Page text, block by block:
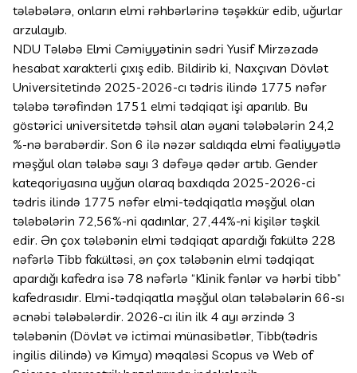
tələbələrə, onların elmi rəhbərlərinə təşəkkür edib, uğurlar
arzulayıb.
NDU Tələbə Elmi Cəmiyyətinin sədri Yusif Mirzəzadə
hesabat xarakterli çıxış edib. Bildirib ki, Naxçıvan Dövlət
Universitetində 2025-2026-cı tədris ilində 1775 nəfər
tələbə tərəfindən 1751 elmi tədqiqat işi aparılıb. Bu
göstərici universitetdə təhsil alan əyani tələbələrin 24,2
%-nə bərabərdir. Son 6 ilə nəzər saldıqda elmi fəaliyyətlə
məşğul olan tələbə sayı 3 dəfəyə qədər artıb. Gender
kateqoriyasına uyğun olaraq baxdıqda 2025-2026-ci
tədris ilində 1775 nəfər elmi-tədqiqatla məşğul olan
tələbələrin 72,56%-ni qadınlar, 27,44%-ni kişilər təşkil
edir. Ən çox tələbənin elmi tədqiqat apardığı fakültə 228
nəfərlə Tibb fakültəsi, ən çox tələbənin elmi tədqiqat
apardığı kafedra isə 78 nəfərlə “Klinik fənlər və hərbi tibb”
kafedrasıdır. Elmi-tədqiqatla məşğul olan tələbələrin 66-sı
əcnəbi tələbələrdir. 2026-cı ilin ilk 4 ayı ərzində 3
tələbənin (Dövlət və ictimai münasibətlər, Tibb(tədris
ingilis dilində) və Kimya) məqaləsi Scopus və Web of